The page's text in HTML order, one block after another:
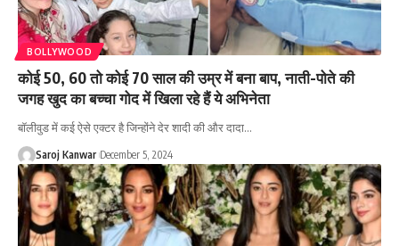
BOLLYWOOD
कोई 50, 60 तो कोई 70 साल की उम्र में बना बाप, नाती-पोते की
जगह खुद का बच्चा गोद में खिला रहे हैं ये अभिनेता
बॉलीवुड में कई ऐसे एक्टर है जिन्होंने देर शादी की और दादा…
Saroj Kanwar December 5, 2024